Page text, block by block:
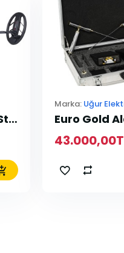
Orenda Dedektör Standart Paket
Marka: Uğur